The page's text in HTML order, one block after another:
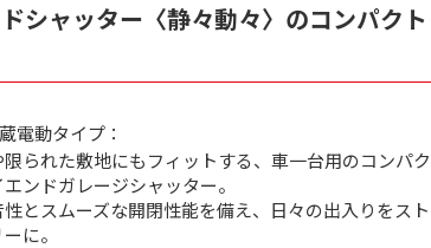
シャッター〈静々動々〉のコンパクト
電動タイプ：
られた敷地にもフィットする、車一台用のコンパク
エンドガレージシャッター。
とスムーズな開閉性能を備え、日々の出入りをスト
に。